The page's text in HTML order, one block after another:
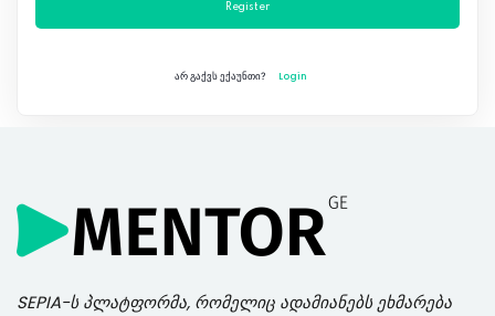
Register
არ გაქვს ექაუნთი? Login
SEPIA-ს პლატფორმა, რომელიც ადამიანებს ეხმარება